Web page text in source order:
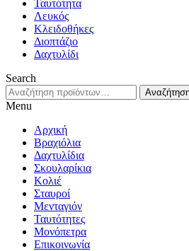
Ταυτότητα
Λευκός
Κλειδοθήκες
Διοπτάζιο
Δαχτυλίδι
Search
Αναζήτηση
για:
Menu
Αρχική
Βραχιόλια
Δαχτυλίδια
Σκουλαρίκια
Κολιέ
Σταυροί
Μενταγιόν
Ταυτότητες
Μονόπετρα
Επικοινωνία